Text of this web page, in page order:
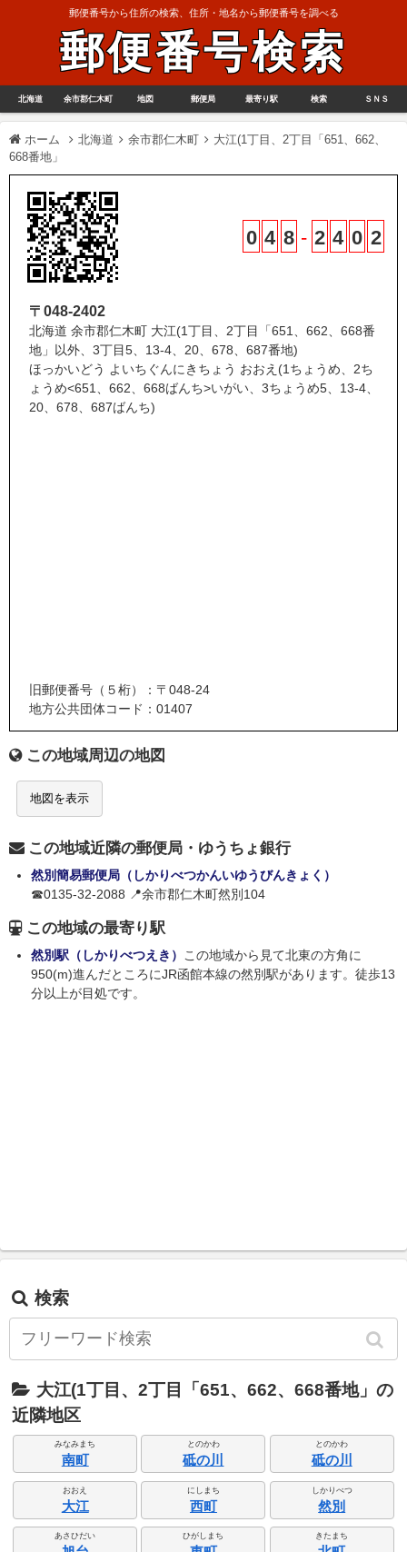
郵便番号から住所の検索、住所・地名から郵便番号を調べる
郵便番号検索
北海道 余市郡仁木町 地図 郵便局 最寄り駅 検索 ＳＮＳ
ホーム 北海道 余市郡仁木町
大江(1丁目、2丁目「651、662、
668番地」
0 4 8 - 2 4 0 2
〒048-2402
北海道 余市郡仁木町 大江(1丁目、2丁目「651、662、668番
地」以外、3丁目5、13-4、20、678、687番地)
ほっかいどう よいちぐんにきちょう おおえ(1ちょうめ、2ち
ょうめ<651、662、668ばんち>いがい、3ちょうめ5、13-4、
20、678、687ばんち)
旧郵便番号（５桁）：〒048-24
地方公共団体コード：01407
この地域周辺の地図
地図を表示
この地域近隣の郵便局・ゆうちょ銀行
然別簡易郵便局（しかりべつかんいゆうびんきょく）
☎0135-32-2088 📍余市郡仁木町然別104
この地域の最寄り駅
然別駅（しかりべつえき） この地域から見て北東の方角に
950(m)進んだところにJR函館本線の然別駅があります。徒歩13
分以上が目処です。
検索
大江(1丁目、2丁目「651、662、668番地」の
近隣地区
みなみまち
南町
とのかわ
砥の川
とのかわ
砥の川
おおえ
大江
にしまち
西町
しかりべつ
然別
あさひだい ひがしまち きたまち